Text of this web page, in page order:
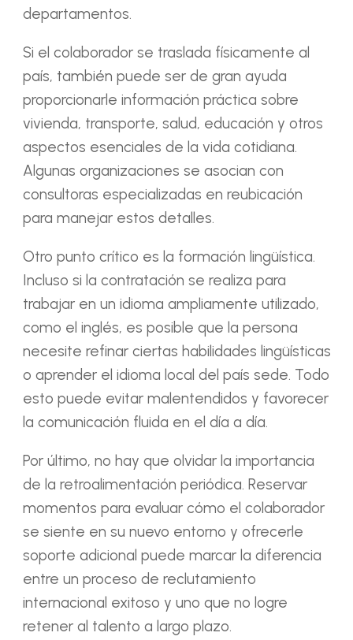
departamentos.
Si el colaborador se traslada físicamente al
país, también puede ser de gran ayuda
proporcionarle información práctica sobre
vivienda, transporte, salud, educación y otros
aspectos esenciales de la vida cotidiana.
Algunas organizaciones se asocian con
consultoras especializadas en reubicación
para manejar estos detalles.
Otro punto crítico es la formación lingüística.
Incluso si la contratación se realiza para
trabajar en un idioma ampliamente utilizado,
como el inglés, es posible que la persona
necesite refinar ciertas habilidades lingüísticas
o aprender el idioma local del país sede. Todo
esto puede evitar malentendidos y favorecer
la comunicación fluida en el día a día.
Por último, no hay que olvidar la importancia
de la retroalimentación periódica. Reservar
momentos para evaluar cómo el colaborador
se siente en su nuevo entorno y ofrecerle
soporte adicional puede marcar la diferencia
entre un proceso de reclutamiento
internacional exitoso y uno que no logre
retener al talento a largo plazo.